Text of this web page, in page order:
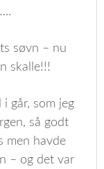
søvn – nu
skalle!!!
går, som jeg
så godt
men havde
– og det var